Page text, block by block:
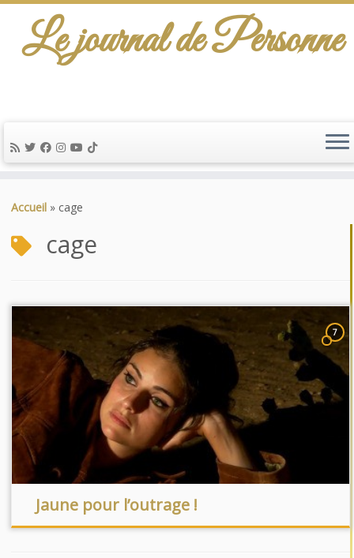
au
Le journal de Personne
Accueil » cage
cage
7
Jaune pour l’outrage !